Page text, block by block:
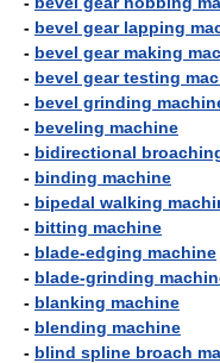
- bevel gear lapping
- bevel gear making
- bevel gear testing
- bevel grinding
- beveling machine
- bidirectional
- binding machine
- bipedal walking
- bitting machine
- blade-edging machine
- blade-grinding
- blanking machine
- blending machine
- blind spline broach